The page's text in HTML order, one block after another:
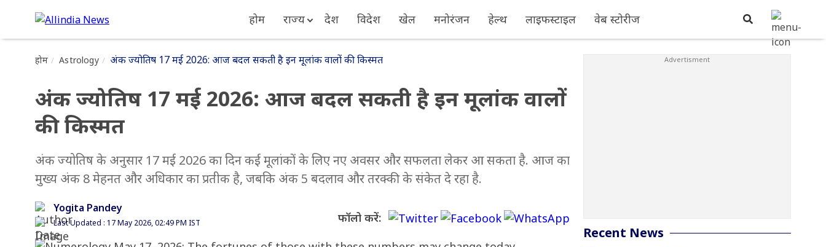
होम राज्य देश विदेश खेल मनोरंजन हेल्थ लाइफस्टाइल वेब स्टोरीज
होम Astrology अंक ज्योतिष 17 मई 2026: आज बदल सकती है इन मूलांक वालों की किस्मत
अंक ज्योतिष 17 मई 2026: आज बदल सकती है इन मूलांक वालों
की किस्मत
अंक ज्योतिष के अनुसार 17 मई 2026 का दिन कई मूलांकों के लिए नए अवसर और सफलता लेकर आ सकता है. आज का
मुख्य अंक 8 मेहनत और अधिकार का प्रतीक है, जबकि अंक 5 बदलाव और तरक्की के संकेत दे रहा है.
Yogita Pandey
Last Updated : 17 May 2026, 02:49 PM IST फॉलो करें:
Recent News